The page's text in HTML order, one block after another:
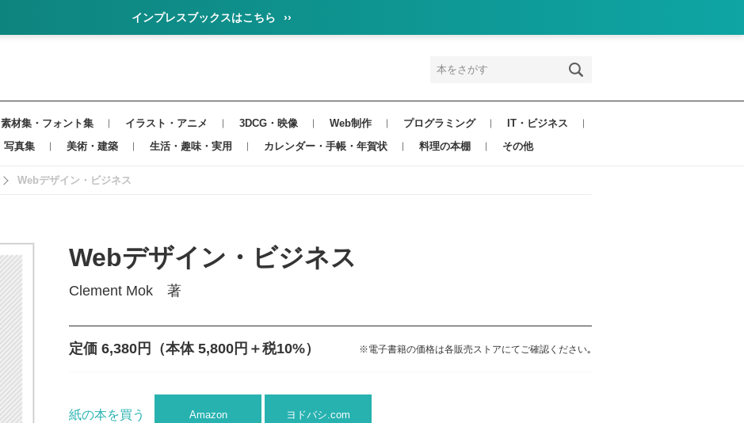
インプレスブックスはこちら ››
素材集・フォント集 イラスト・アニメ 3DCG・映像 Web制作 プログラミング
IT・ビジネス
写真集 美術・建築 生活・趣味・実用 カレンダー・手帳・年賀状 料理の本棚 その他
Webデザイン・ビジネス
Webデザイン・ビジネス
Clement Mok 著
定価 6,380円 （本体 5,800円＋税10%） ※電子書籍の価格は各販売ストアにてご確認ください｡
紙の本を買う Amazon ヨドバシ.com